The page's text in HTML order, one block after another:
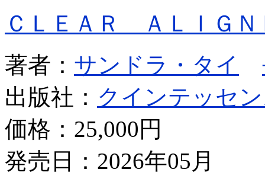
ＣＬＥＡＲ ＡＬＩＧ
著者： サンドラ・タイ
出版社： クインテッセ
価格： 25,000円
発売日：2026年05月